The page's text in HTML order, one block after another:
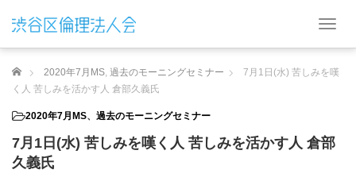
T
g
a
v
ホーム 2020年7月MS, 過去のモーニングセミナー
7月1日(水) 苦しみを嘆
く人 苦しみを活かす人 倉部久義氏
2020年7月MS、 過去のモーニングセミナー
7月1日(水) 苦しみを嘆く人 苦しみを活かす人 倉部
久義氏